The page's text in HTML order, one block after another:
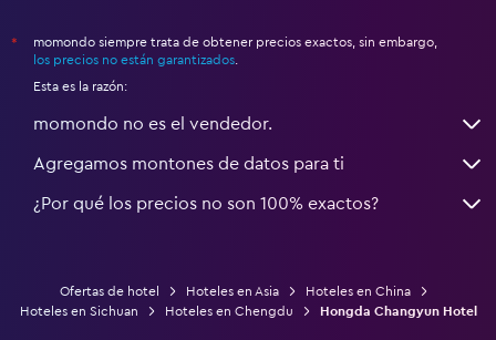
*
momondo siempre trata de obtener precios exactos, sin embargo,
los precios no están garantizados
Esta es la razón:
momondo no es el vendedor.
Agregamos montones de datos para ti
¿Por qué los precios no son 100% exactos?
Ofertas de hotel Hoteles en Asia
Hoteles en China
Hoteles en Sichuan
Hoteles en Chengdu Hongda Changyun Hotel